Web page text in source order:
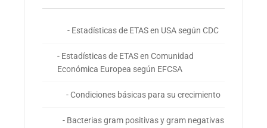
- Estadísticas de ETAS en USA según CDC
- Estadísticas de ETAS en Comunidad
Económica Europea según EFCSA
- Condiciones básicas para su crecimiento
- Bacterias gram positivas y gram negativas